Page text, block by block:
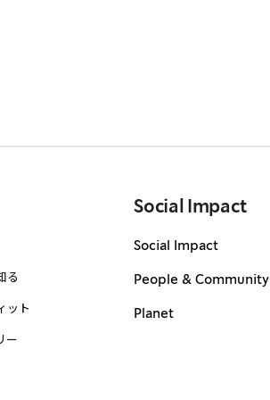
る
ット
ー
Social Impact
Social Impact
People & Community
Planet